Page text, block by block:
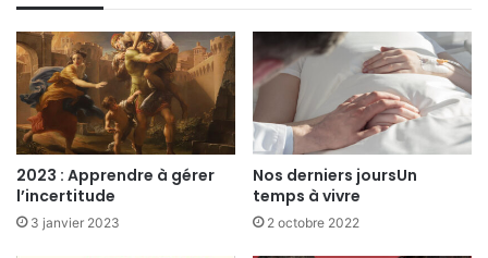
2023 : Apprendre à gérer
l’incertitude
3 janvier 2023
Nos derniers joursUn
temps à vivre
2 octobre 2022